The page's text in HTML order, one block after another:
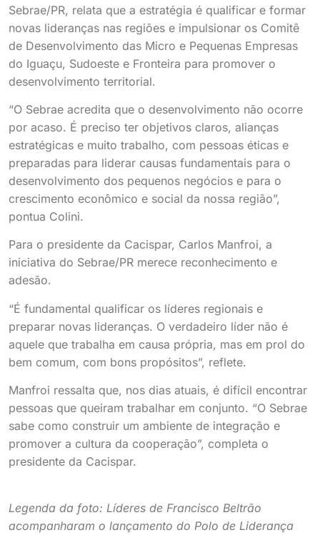
Sebrae/PR, relata que a estratégia é qualificar e formar
novas lideranças nas regiões e impulsionar os Comitê
de Desenvolvimento das Micro e Pequenas Empresas
do Iguaçu, Sudoeste e Fronteira para promover o
desenvolvimento territorial.
“O Sebrae acredita que o desenvolvimento não ocorre
por acaso. É preciso ter objetivos claros, alianças
estratégicas e muito trabalho, com pessoas éticas e
preparadas para liderar causas fundamentais para o
desenvolvimento dos pequenos negócios e para o
crescimento econômico e social da nossa região”,
pontua Colini.
Para o presidente da Cacispar, Carlos Manfroi, a
iniciativa do Sebrae/PR merece reconhecimento e
adesão.
“É fundamental qualificar os líderes regionais e
preparar novas lideranças. O verdadeiro líder não é
aquele que trabalha em causa própria, mas em prol do
bem comum, com bons propósitos”, reflete.
Manfroi ressalta que, nos dias atuais, é difícil encontrar
pessoas que queiram trabalhar em conjunto. “O Sebrae
sabe como construir um ambiente de integração e
promover a cultura da cooperação”, completa o
presidente da Cacispar.
Legenda da foto: Líderes de Francisco Beltrão
acompanharam o lançamento do Polo de Liderança